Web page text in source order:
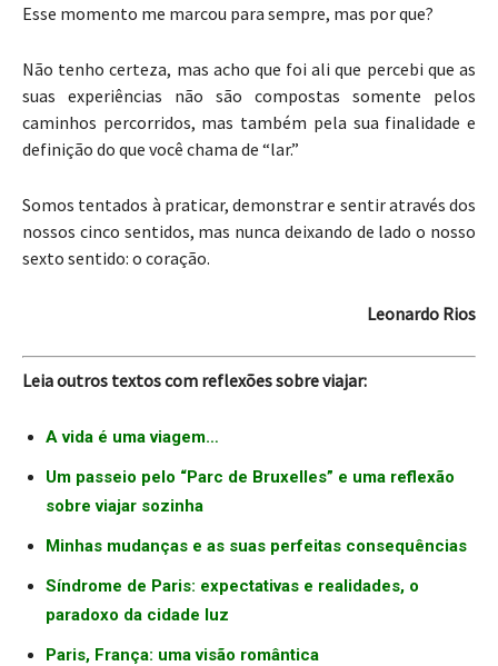
Esse momento me marcou para sempre, mas por que?
Não tenho certeza, mas acho que foi ali que percebi que as
suas experiências não são compostas somente pelos
caminhos percorridos, mas também pela sua finalidade e
definição do que você chama de “lar.”
Somos tentados à praticar, demonstrar e sentir através dos
nossos cinco sentidos, mas nunca deixando de lado o nosso
sexto sentido: o coração.
Leonardo Rios
Leia outros textos com reflexões sobre viajar:
A vida é uma viagem…
Um passeio pelo “Parc de Bruxelles” e uma reflexão
sobre viajar sozinha
Minhas mudanças e as suas perfeitas consequências
Síndrome de Paris: expectativas e realidades, o
paradoxo da cidade luz
Paris, França: uma visão romântica